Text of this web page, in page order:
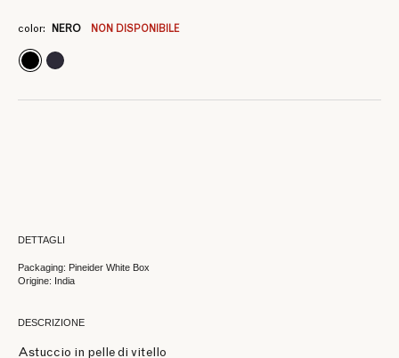
color: NERO NON DISPONIBILE
DETTAGLI
Packaging: Pineider White Box
Origine: India
DESCRIZIONE
Astuccio in pelle di vitello